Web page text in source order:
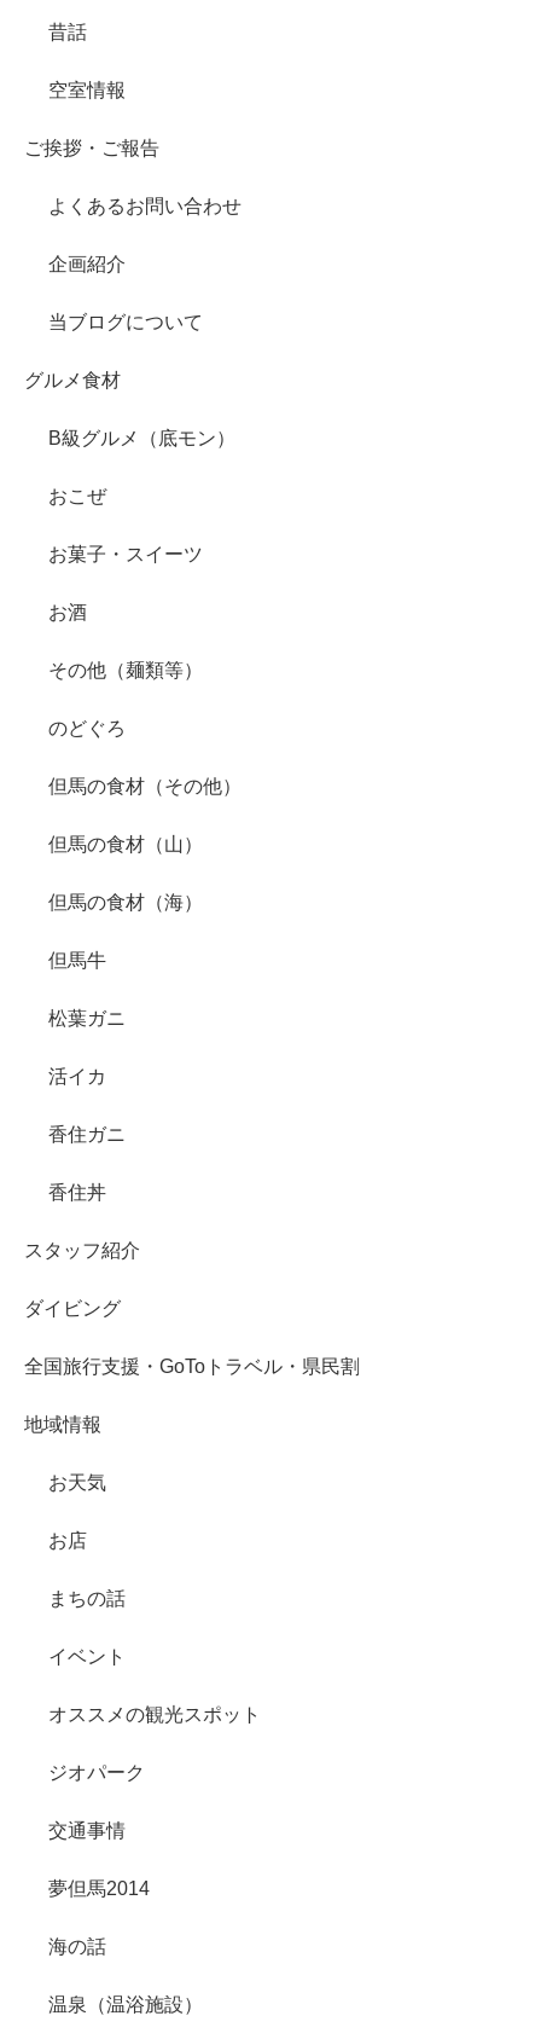
昔話
空室情報
ご挨拶・ご報告
よくあるお問い合わせ
企画紹介
当ブログについて
グルメ食材
B級グルメ（底モン）
おこぜ
お菓子・スイーツ
お酒
その他（麺類等）
のどぐろ
但馬の食材（その他）
但馬の食材（山）
但馬の食材（海）
但馬牛
松葉ガニ
活イカ
香住ガニ
香住丼
スタッフ紹介
ダイビング
全国旅行支援・GoToトラベル・県民割
地域情報
お天気
お店
まちの話
イベント
オススメの観光スポット
ジオパーク
交通事情
夢但馬2014
海の話
温泉（温浴施設）